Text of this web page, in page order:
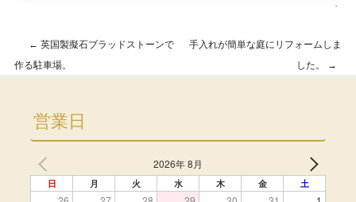
・
Post navigation
← 英国製擬石ブラッドストーンで
作る駐車場。
手入れが簡単な庭にリフォームしま
した。
→
営業日
2026年 8月
日 月 火 水 木 金 土